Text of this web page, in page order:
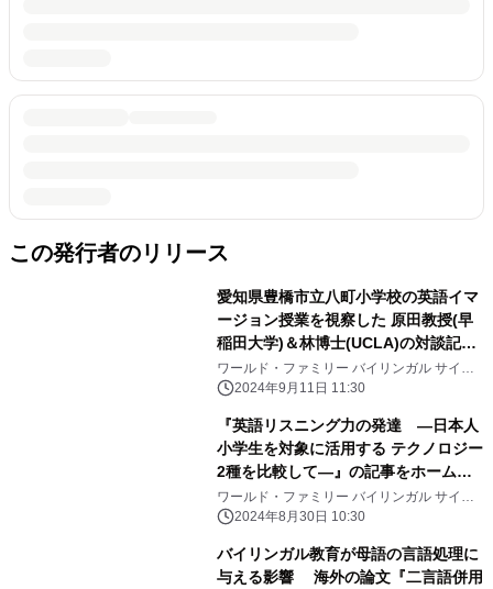
この発行者のリリース
愛知県豊橋市立八町小学校の英語イマ
ージョン授業を視察した 原田教授(早
稲田大学)＆林博士(UCLA)の対談記事
を公開
ワールド・ファミリー バイリンガル サイエ
ンス研究所
2024年9月11日 11:30
『英語リスニング力の発達 ―日本人
小学生を対象に活用する テクノロジー
2種を比較して―』の記事をホームペ
ージ上にて公開
ワールド・ファミリー バイリンガル サイエ
ンス研究所
2024年8月30日 10:30
バイリンガル教育が母語の言語処理に
与える影響 海外の論文『二言語併用